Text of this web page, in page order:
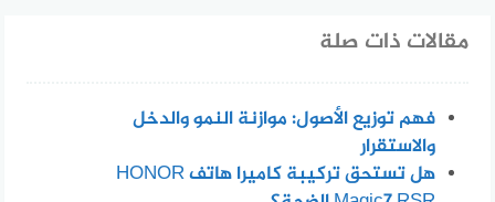
مقالات ذات صلة
فهم توزيع الأصول: موازنة النمو والدخل
والاستقرار
هل تستحق تركيبة كاميرا هاتف HONOR